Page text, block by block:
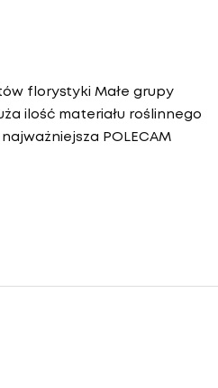
florystyki Małe grupy
ilość materiału roślinnego
POLECAM